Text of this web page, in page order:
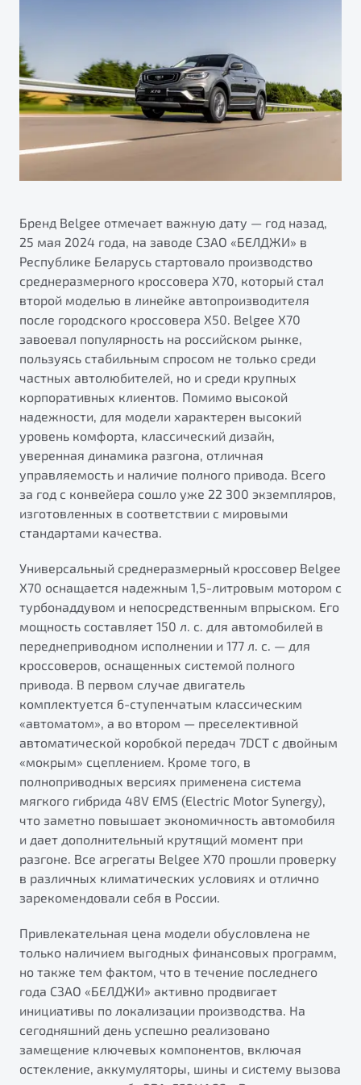
Яркий кроссовер
от 2 219 990 ₽*
S50
Элегантный и практичный седан
от 1 699 990 ₽*
Обзор В наличии
X70
Универсальный кроссовер
от 2 499 990 ₽*
Обзор В наличии
Трейд-ин
Страхование
Расчет КАСКО
Узнайте о специальных выгодах при покупке
автомобиля Belgee
Подробно
Автомобили в наличии
Тест-драйв
Автокредит
Спецпредложения
Приятные мелочи Belgee
ПОДДЕРЖКА
Belgee Плюс
Реферальная программа
Помощь на дорогах
Будьте еще более уверены на дорогах с программой
Преимущества программы
Запись на сервис
Калькулятор ТО
Клиентская поддержка
Правовая информация
Бренд Belgee отмечает важную дату — год назад,
25 мая 2024 года, на заводе СЗАО «БЕЛДЖИ» в
Республике Беларусь стартовало производство
среднеразмерного кроссовера Х70, который стал
второй моделью в линейке автопроизводителя
после городского кроссовера X50. Belgee X70
завоевал популярность на российском рынке,
пользуясь стабильным спросом не только среди
частных автолюбителей, но и среди крупных
корпоративных клиентов. Помимо высокой
надежности, для модели характерен высокий
уровень комфорта, классический дизайн,
уверенная динамика разгона, отличная
управляемость и наличие полного привода. Всего
за год с конвейера сошло уже 22 300 экземпляров,
изготовленных в соответствии с мировыми
стандартами качества.
Универсальный среднеразмерный кроссовер Belgee
X70 оснащается надежным 1,5-литровым мотором с
турбонаддувом и непосредственным впрыском. Его
мощность составляет 150 л. с. для автомобилей в
переднеприводном исполнении и 177 л. с. — для
кроссоверов, оснащенных системой полного
привода. В первом случае двигатель
комплектуется 6-ступенчатым классическим
«автоматом», а во втором — преселективной
автоматической коробкой передач 7DCT с двойным
«мокрым» сцеплением. Кроме того, в
полноприводных версиях применена система
мягкого гибрида 48V EMS (Electric Motor Synergy),
что заметно повышает экономичность автомобиля
и дает дополнительный крутящий момент при
разгоне. Все агрегаты Belgee X70 прошли проверку
в различных климатических условиях и отлично
зарекомендовали себя в России.
Привлекательная цена модели обусловлена не
только наличием выгодных финансовых программ,
но также тем фактом, что в течение последнего
года СЗАО «БЕЛДЖИ» активно продвигает
инициативы по локализации производства. На
сегодняшний день успешно реализовано
замещение ключевых компонентов, включая
остекление, аккумуляторы, шины и систему вызова